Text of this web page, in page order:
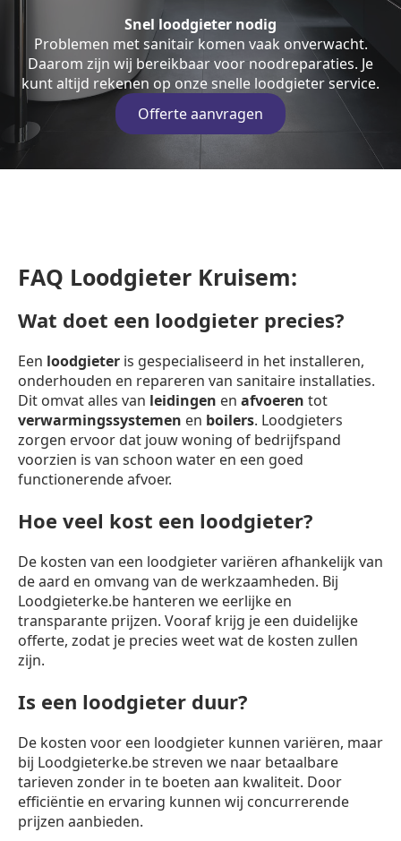
Snel loodgieter nodig
Problemen met sanitair komen vaak onverwacht.
Daarom zijn wij bereikbaar voor noodreparaties. Je
kunt altijd rekenen op onze snelle loodgieter service.
Offerte aanvragen
FAQ Loodgieter Kruisem:
Wat doet een loodgieter precies?
Een loodgieter is gespecialiseerd in het installeren,
onderhouden en repareren van sanitaire installaties.
Dit omvat alles van leidingen en afvoeren tot
verwarmingssystemen en boilers. Loodgieters
zorgen ervoor dat jouw woning of bedrijfspand
voorzien is van schoon water en een goed
functionerende afvoer.
Hoe veel kost een loodgieter?
De kosten van een loodgieter variëren afhankelijk van
de aard en omvang van de werkzaamheden. Bij
Loodgieterke.be hanteren we eerlijke en
transparante prijzen. Vooraf krijg je een duidelijke
offerte, zodat je precies weet wat de kosten zullen
zijn.
Is een loodgieter duur?
De kosten voor een loodgieter kunnen variëren, maar
bij Loodgieterke.be streven we naar betaalbare
tarieven zonder in te boeten aan kwaliteit. Door
efficiëntie en ervaring kunnen wij concurrerende
prijzen aanbieden.